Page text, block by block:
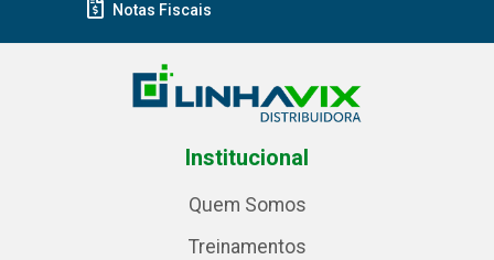
Notas Fiscais
Institucional
Quem Somos
Treinamentos